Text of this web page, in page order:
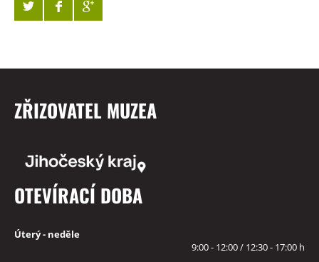
ZŘIZOVATEL MUZEA
OTEVÍRACÍ DOBA
Úterý - neděle
9:00 - 12:00 / 12:30 - 17:00 h